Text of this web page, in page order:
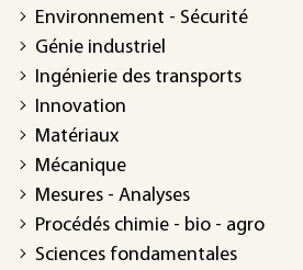
Environnement - Sécurité
Génie industriel
Ingénierie des transports
Innovation
Matériaux
Mécanique
Mesures - Analyses
Procédés chimie - bio - agro
Sciences fondamentales